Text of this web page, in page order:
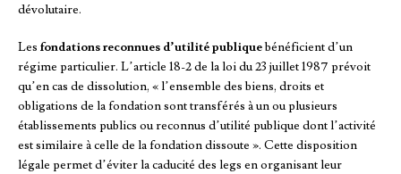
dévolutaire.
Les fondations reconnues d’utilité publiquebénéficient d’un
régime particulier. L’article 18-2 de la loi du 23 juillet 1987 prévoit
qu’en cas de dissolution, « l’ensemble des biens, droits et
obligations de la fondation sont transférés à un ou plusieurs
établissements publics ou reconnus d’utilité publique dont l’activité
est similaire à celle de la fondation dissoute ». Cette disposition
légale permet d’éviter la caducité des legs en organisant leur